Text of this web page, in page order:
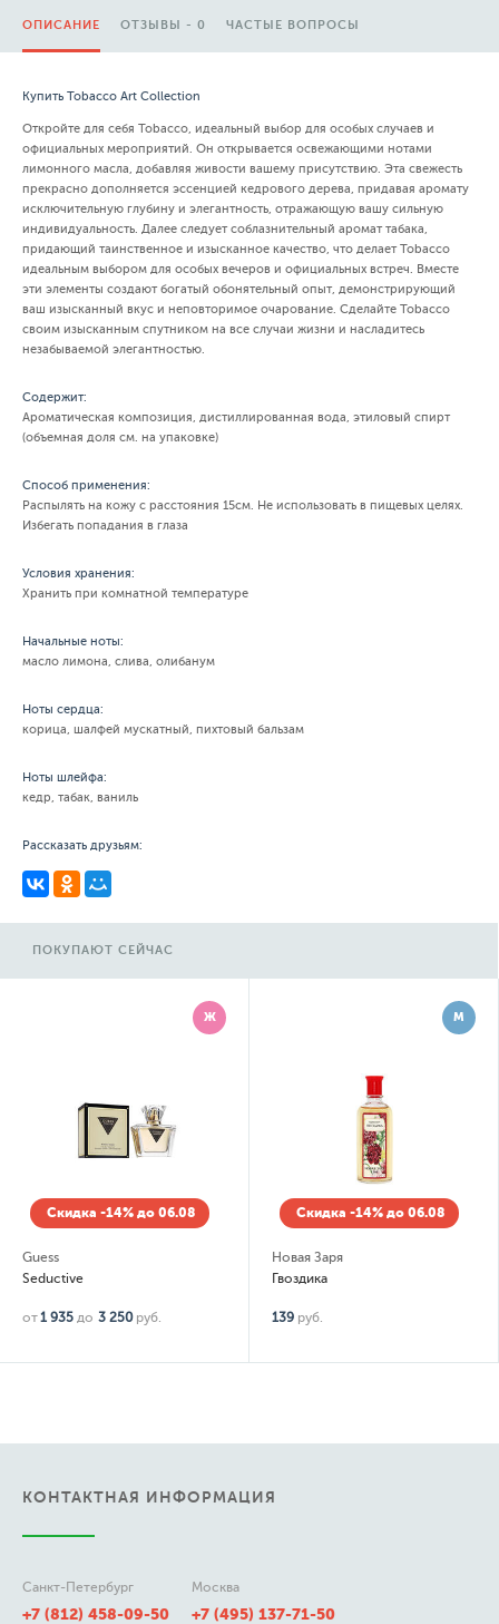
ОПИСАНИЕ ОТЗЫВЫ - 0 ЧАСТЫЕ ВОПРОСЫ
Купить Tobacco Art Collection
Откройте для себя Tobacco, идеальный выбор для особых случаев и
официальных мероприятий. Он открывается освежающими нотами
лимонного масла, добавляя живости вашему присутствию. Эта свежесть
прекрасно дополняется эссенцией кедрового дерева, придавая аромату
исключительную глубину и элегантность, отражающую вашу сильную
индивидуальность. Далее следует соблазнительный аромат табака,
придающий таинственное и изысканное качество, что делает Tobacco
идеальным выбором для особых вечеров и официальных встреч. Вместе
эти элементы создают богатый обонятельный опыт, демонстрирующий
ваш изысканный вкус и неповторимое очарование. Сделайте Tobacco
своим изысканным спутником на все случаи жизни и насладитесь
незабываемой элегантностью.
Содержит:
Ароматическая композиция, дистиллированная вода, этиловый спирт
(объемная доля см. на упаковке)
Способ применения:
Распылять на кожу с расстояния 15см. Не использовать в пищевых целях.
Избегать попадания в глаза
Условия хранения:
Хранить при комнатной температуре
Начальные ноты:
масло лимона, слива, олибанум
Ноты сердца:
корица, шалфей мускатный, пихтовый бальзам
Ноты шлейфа:
кедр, табак, ваниль
Рассказать друзьям:
ПОКУПАЮТ СЕЙЧАС
Ж
Скидка -14% до 06.08
Guess
Seductive
от1 935 до 3 250 руб.
М
Скидка -14% до 06.08
Новая Заря
Гвоздика
139 руб.
КОНТАКТНАЯ ИНФОРМАЦИЯ
Санкт-Петербург
+7 (812) 458-09-50
Москва
+7 (495) 137-71-50